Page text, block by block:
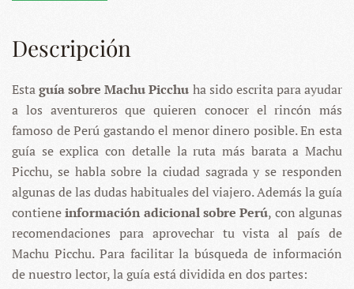
Descripción
Estaguía sobre Machu Picchu ha sido escrita para ayudar
a los aventureros que quieren conocer el rincón más
famoso de Perú gastando el menor dinero posible. En esta
guía se explica con detalle la ruta más barata a Machu
Picchu, se habla sobre la ciudad sagrada y se responden
algunas de las dudas habituales del viajero. Además la guía
contieneinformación adicional sobre Perú, con algunas
recomendaciones para aprovechar tu vista al país de
Machu Picchu. Para facilitar la búsqueda de información
de nuestro lector, la guía está dividida en dos partes: